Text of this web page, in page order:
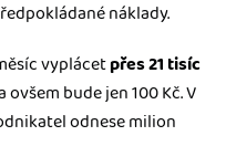
náklady.
vyplácetpřes 21 tisíc
bude jen 100 Kč. V
odnese milion